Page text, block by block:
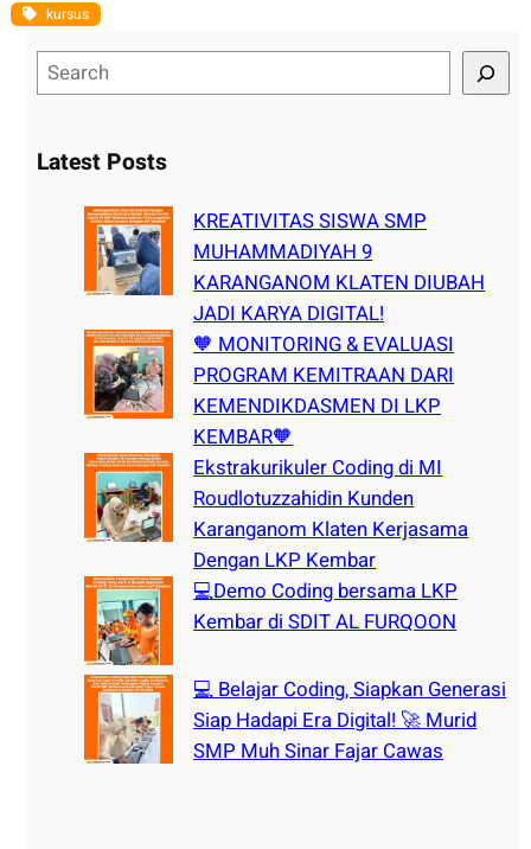
kursus
e
rLatest Posts
KREATIVITAS SISWA SMP
MUHAMMADIYAH 9
KARANGANOM KLATEN DIUBAH
JADI KARYA DIGITAL!
🧡 MONITORING & EVALUASI
PROGRAM KEMITRAAN DARI
KEMENDIKDASMEN DI LKP
KEMBAR🧡
Ekstrakurikuler Coding di MI
Roudlotuzzahidin Kunden
Karanganom Klaten Kerjasama
Dengan LKP Kembar
💻Demo Coding bersama LKP
Kembar di SDIT AL FURQOON
💻 Belajar Coding, Siapkan Generasi
Siap Hadapi Era Digital! 🚀 Murid
SMP Muh Sinar Fajar Cawas